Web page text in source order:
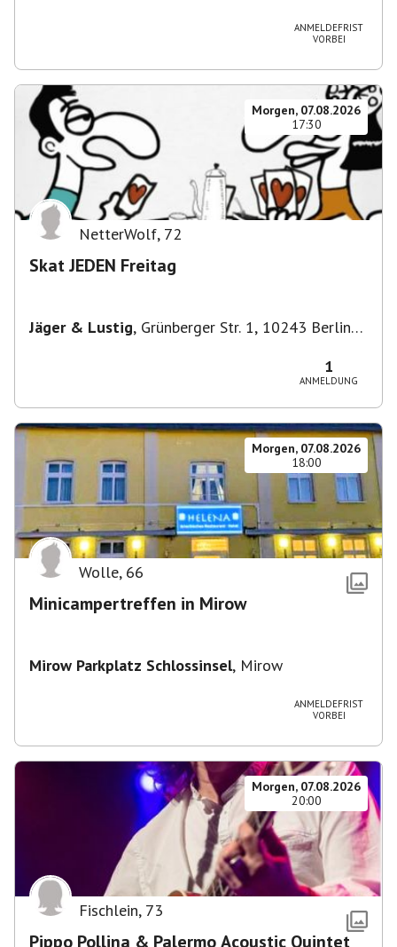
ANMELDEFRIST
VORBEI
Morgen, 07.08.2026
17:30
NetterWolf, 72
Skat JEDEN Freitag
Jäger & Lustig, Grünberger Str. 1, 10243 Berlin-
1
ANMELDUNG
Morgen, 07.08.2026
18:00
Wolle, 66
Minicampertreffen in Mirow
Mirow Parkplatz Schlossinsel, Mirow
ANMELDEFRIST
VORBEI
Morgen, 07.08.2026
20:00
Fischlein, 73
Pippo Pollina & Palermo Acoustic Quintet